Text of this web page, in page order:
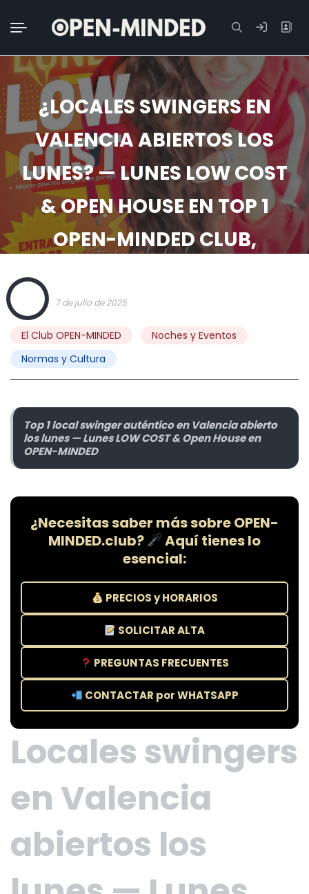
Buscar:
¿LOCALES SWINGERS EN
VALENCIA ABIERTOS LOS
LUNES? — LUNES LOW COST
& OPEN HOUSE EN TOP 1
OPEN-MINDED CLUB,
¿LOCALES SWINGERS EN VALENCIA ABIERTOS LOS LUNES? — LUNES LOW
COST & OPEN HOUSE EN TOP 1 OPEN-MINDED CLUB, AUTÉNTICO
7 de julio de 2025
El Club OPEN-MINDED
Noches y Eventos
Normas y Cultura
Top 1 local swinger auténtico en Valencia abierto
los lunes — Lunes LOW COST & Open House en
OPEN-MINDED
¿Necesitas saber más sobre OPEN-
MINDED.club?
Aquí tienes lo
esencial:
PRECIOS y HORARIOS
SOLICITAR ALTA
PREGUNTAS FRECUENTES
CONTACTAR por WHATSAPP
Locales swingers
en Valencia
abiertos los